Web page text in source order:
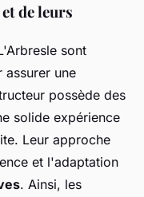
de leurs
sont
assurer une
possède des
solide expérience
Leur approche
et l'adaptation
. Ainsi, les